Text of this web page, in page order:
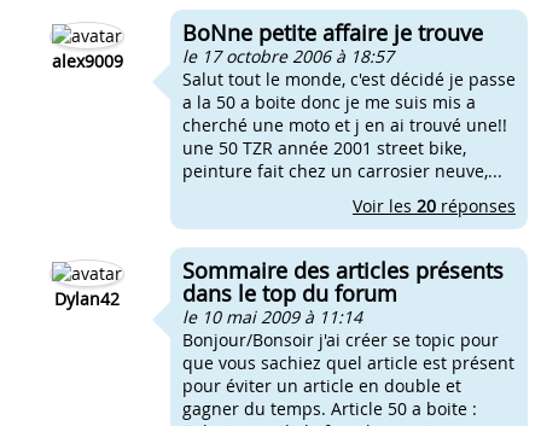
alex9009
BoNne petite affaire je trouve
le 17 octobre 2006 à 18:57
Salut tout le monde, c'est décidé je passe
a la 50 a boite donc je me suis mis a
cherché une moto et j en ai trouvé une!!
une 50 TZR année 2001 street bike,
peinture fait chez un carrosier neuve,...
Voir les 20 réponses
Dylan42
Sommaire des articles présents
dans le top du forum
le 10 mai 2009 à 11:14
Bonjour/Bonsoir j'ai créer se topic pour
que vous sachiez quel article est présent
pour éviter un article en double et
gagner du temps. Article 50 a boite :